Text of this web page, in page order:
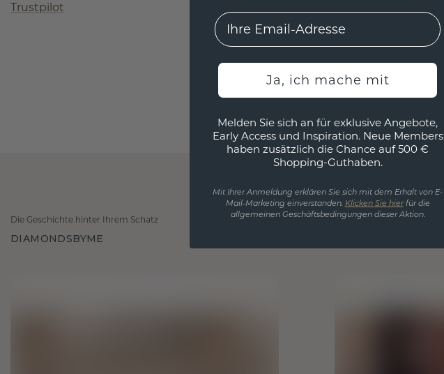
Trustpilot
Die Geschichte hinter Ihrem Schatz
DIAMONDSBYME
EMail
Ja, ich mache mit
Melden Sie sich an für exklusive Angebote,
Early Access und Inspiration. Neue Members
haben zusätzlich die Chance auf 500 €
Shopping-Guthaben.
Mit Ihrer Anmeldung erklären Sie sich mit dem Erhalt von E-
Mail-Marketing einverstanden. Klicken Sie hierfür die
allgemeinen Geschäftsbedingungen dieser Aktion.